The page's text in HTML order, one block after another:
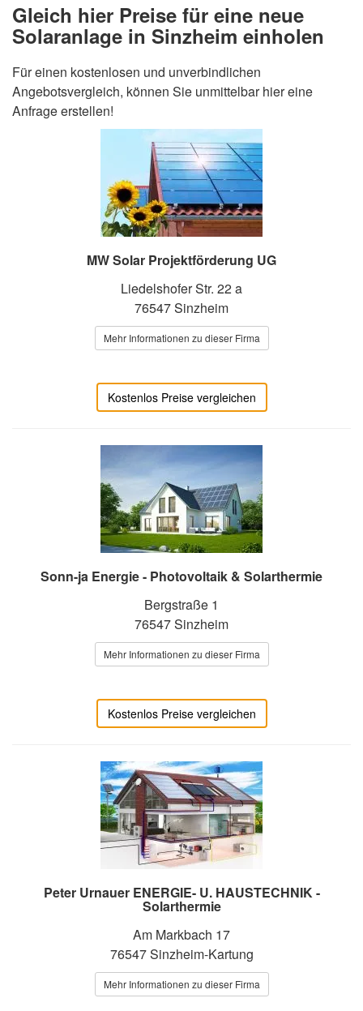
Gleich hier Preise für eine neue
Solaranlage in Sinzheim einholen
Für einen kostenlosen und unverbindlichen
Angebotsvergleich, können Sie unmittelbar hier eine
Anfrage erstellen!
MW Solar Projektförderung UG
Liedelshofer Str. 22 a
76547 Sinzheim
Mehr Informationen zu dieser Firma
Kostenlos Preise vergleichen
Sonn-ja Energie - Photovoltaik & Solarthermie
Bergstraße 1
76547 Sinzheim
Mehr Informationen zu dieser Firma
Kostenlos Preise vergleichen
Peter Urnauer ENERGIE- U. HAUSTECHNIK -
Solarthermie
Am Markbach 17
76547 Sinzheim-Kartung
Mehr Informationen zu dieser Firma